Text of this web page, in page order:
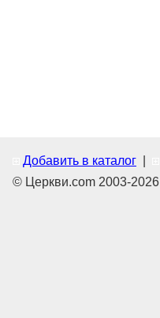
Добавить в каталог
© Церкви.com 2003-2026